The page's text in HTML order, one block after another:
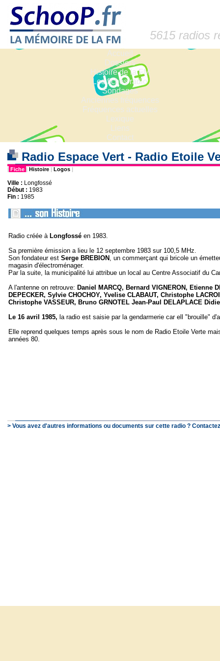
5615 radios
Accueil
Dossiers
Histoire de la FM
Les fiches radio
Sondages
Anciennes fréquences
Fréquences actuelles
Lexique
Liens
Contact
Radio Espace Vert - Radio Etoile
| Fiche | Histoire | Logos |
Ville : Longfossé
Début : 1983
Fin : 1985
Radio créée à Longfossé en 1983.
Sa première émission a lieu le 12 septembre 1983 sur 100,5 MHz.
Son fondateur est Serge BREBION , un commerçant qui bricole un
magasin d'électroménager.
Par la suite, la municipalité lui attribue un local au Centre Associatif du
A l'antenne on retrouve: Daniel MARCQ, Bernard VIGNERON, Etienne
DEPECKER, Sylvie CHOCHOY, Yvelise CLABAUT, Christophe
Christophe VASSEUR, Bruno GRNOTEL Jean-Paul DELAPLACE
Le 16 avril 1985, la radio est saisie par la gendarmerie car ell "brouille"
Elle reprend quelques temps après sous le nom de Radio Etoile Verte
années 80.
> Vous avez d'autres informations ou documents sur cette radio ?